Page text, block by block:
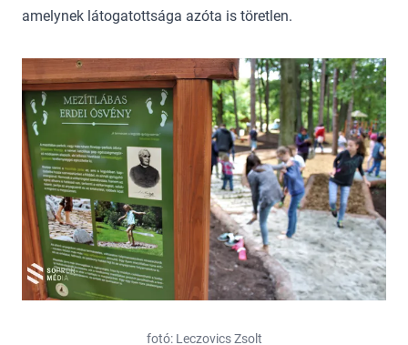
amelynek látogatottsága azóta is töretlen.
fotó: Leczovics Zsolt